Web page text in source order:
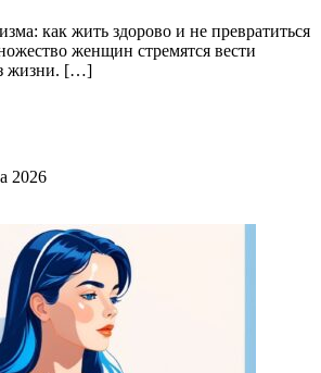
как жить здорово и не превратиться
женщин стремятся вести
жизни. […]
2026